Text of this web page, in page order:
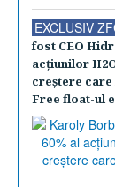
EXCLUSIV
fost CEO
acţiunilor
creştere
Free float-ul